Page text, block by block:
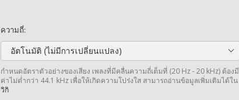
ความถี่:
อัตโนมัติ (ไม่มีการเปลี่ยนแปลง)
กำหนดอัตราตัวอย่างของเสียง เพลงที่มีคลื่นความถี่เต็มที่ (20 Hz - 20 kHz) ต้องมี
ค่าไม่ต่ำกว่า 44.1 kHz เพื่อให้เกิดความโปร่งใส สามารถอ่านข้อมูลเพิ่มเติมได้ใน
วิกิ